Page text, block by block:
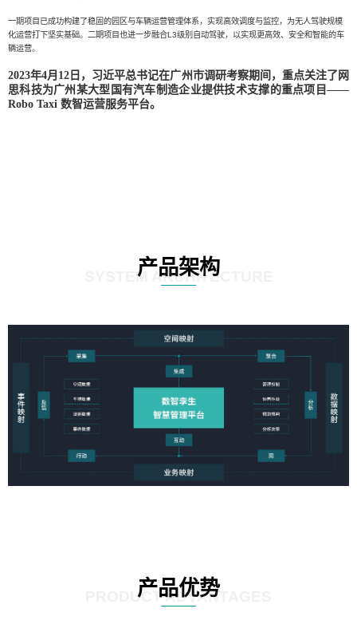
一期项目已成功构建了稳固的园区与车辆运营管理体系，实现高效调度与监控，为无人驾驶规模
化运营打下坚实基础。二期项目也进一步融合L3级别自动驾驶，以实现更高效、安全和智能的车
辆运营。
2023年4月12日，习近平总书记在广州市调研考察期间，重点关注了网
思科技为广州某大型国有汽车制造企业提供技术支撑的重点项目——
Robo Taxi 数智运营服务平台。
产品架构
SYSTEM ARCHITECTURE
产品优势
PRODUCT ADVANTAGES